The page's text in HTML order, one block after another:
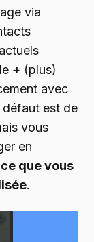
via
+ (plus)
avec
défaut est de
vous
en
que vous
.